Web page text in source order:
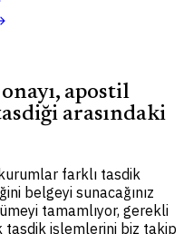
apostil
arasındaki
farklı tasdik
belgeyi sunacağınız
tamamlıyor, gerekli
tasdik işlemlerini biz takip